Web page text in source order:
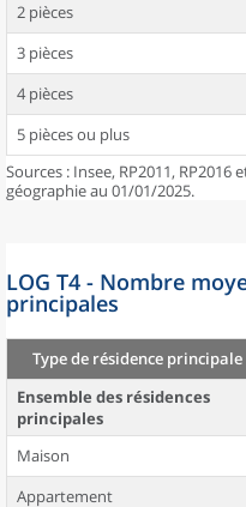
2 pièces
3 pièces
4 pièces
5 pièces ou plus
Sources : Insee, RP2011,
géographie au 01/01/2025.
LOG T4 - Nombre
principales
Type de résidence principale
Ensemble des résidences
principales
Maison
Appartement